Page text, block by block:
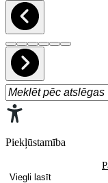
Piekļūstamība
Viegli lasīt